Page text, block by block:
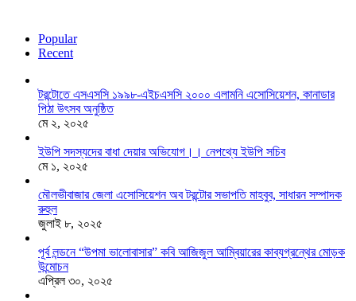
Popular
Recent
টরন্টোতে এসএসসি ১৯৯৮-এইচএসসি ২০০০ এলামনি এসোসিয়েশন, কানাডার
পিঠা উৎসব অনুষ্ঠিত
মে ২, ২০২৫
ইউপি সদস্যদের বাধা দেয়ার অভিযোগ।। নেপথ্যে ইউপি সচিব
মে ১, ২০২৫
মৌলভীবাজার জেলা এসোসিয়েশন অব টরন্টোর সভাপতি মাহবুব, সাধারন সম্পাদক
রুহুল
জুলাই ৮, ২০২৫
পূর্ব লন্ডনে “উপমা ভালোবাসার” কবি আজিজুল আম্বিয়ারের কাব্যগ্রন্থের মোড়ক
উন্মোচন
এপ্রিল ৩০, ২০২৫